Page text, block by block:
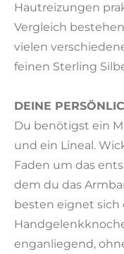
Hautreizungen
Vergleich
vielen
feinen Sterling
DEINE
Du benötigst ein
und ein Lineal.
Faden um das
dem du das
besten eignet
enganliegend,